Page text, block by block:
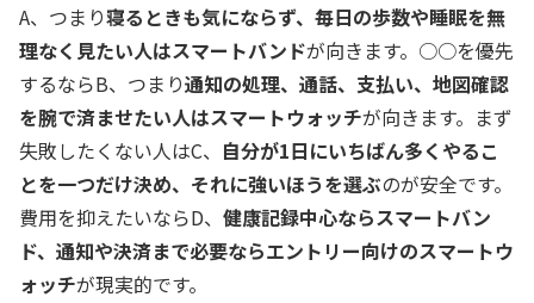
A、つまり寝るときも気にならず、毎日の歩数や睡眠を無
理なく見たい人はスマートバンドが向きます。○○を優先
するならB、つまり通知の処理、通話、支払い、地図確認
を腕で済ませたい人はスマートウォッチが向きます。まず
失敗したくない人はC、 自分が1日にいちばん多くやるこ
とを一つだけ決め、それに強いほうを選ぶのが安全です。
費用を抑えたいならD、 健康記録中心ならスマートバン
ド、通知や決済まで必要ならエントリー向けのスマートウ
ォッチが現実的です。